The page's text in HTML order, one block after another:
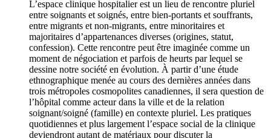
L’espace clinique hospitalier est un lieu de rencontre pluriel
entre soignants et soignés, entre bien-portants et souffrants,
entre migrants et non-migrants, entre minoritaires et
majoritaires d’appartenances diverses (origines, statut,
confession). Cette rencontre peut être imaginée comme un
moment de négociation et parfois de heurts par lequel se
dessine notre société en évolution. À partir d’une étude
ethnographique menée au cours des dernières années dans
trois métropoles cosmopolites canadiennes, il sera question de
l’hôpital comme acteur dans la ville et de la relation
soignant/soigné (famille) en contexte pluriel. Les pratiques
quotidiennes et plus largement l’espace social de la clinique
deviendront autant de matériaux pour discuter la